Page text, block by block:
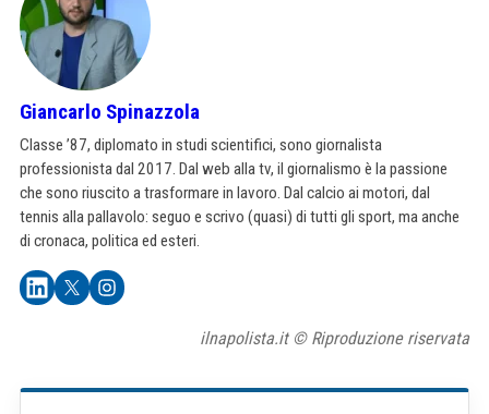
Giancarlo Spinazzola
Classe ’87, diplomato in studi scientifici, sono giornalista
professionista dal 2017. Dal web alla tv, il giornalismo è la passione
che sono riuscito a trasformare in lavoro. Dal calcio ai motori, dal
tennis alla pallavolo: seguo e scrivo (quasi) di tutti gli sport, ma anche
di cronaca, politica ed esteri.
ilnapolista.it © Riproduzione riservata